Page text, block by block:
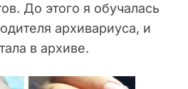
До этого я обучалась
архивариуса, и
в архиве.